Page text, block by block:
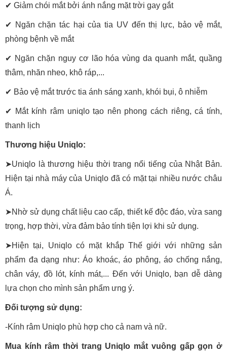
✔ Giảm chói mắt bởi ánh nắng mặt trời gay gắt
✔ Ngăn chặn tác hại của tia UV đến thị lực, bảo vệ mắt,
phòng bệnh về mắt
✔ Ngăn chặn nguy cơ lão hóa vùng da quanh mắt, quầng
thâm, nhăn nheo, khô ráp,...
✔ Bảo vệ mắt trước tia ánh sáng xanh, khói bụi, ô nhiễm
✔ Mắt kính râm uniqlo tạo nên phong cách riêng, cá tính,
thanh lịch
Thương hiệu Uniqlo:
➤Uniqlo là thương hiệu thời trang nổi tiếng của Nhật Bản.
Hiện tại nhà máy của Uniqlo đã có mặt tại nhiều nước châu
Á.
➤Nhờ sử dụng chất liệu cao cấp, thiết kế độc đáo, vừa sang
trọng, hợp thời, vừa đảm bảo tính tiện lợi khi sử dụng.
➤Hiện tại, Uniqlo có mặt khắp Thế giới với những sản
phẩm đa dạng như: Áo khoác, áo phông, áo chống nắng,
chân váy, đồ lót, kính mát,... Đến với Uniqlo, bạn dễ dàng
lựa chọn cho mình sản phẩm ưng ý.
Đối tượng sử dụng:
-Kính râm Uniqlo phù hợp cho cả nam và nữ.
Mua kính râm thời trang Uniqlo mắt vuông gấp gọn ở